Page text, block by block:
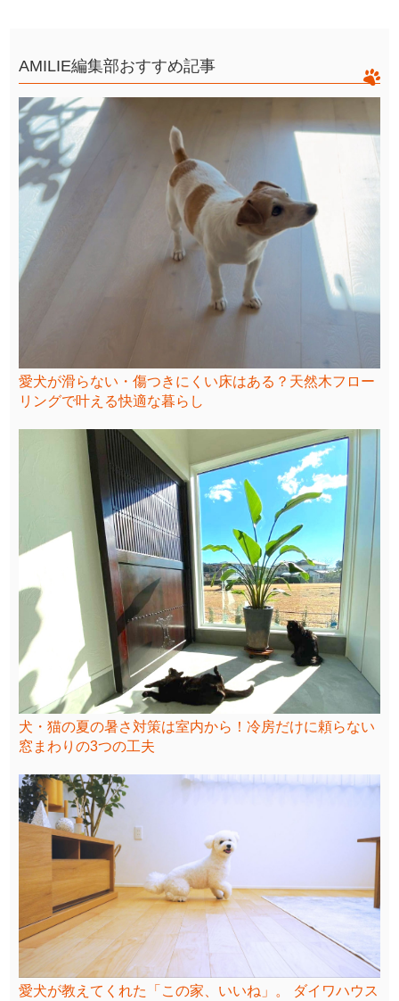
AMILIE編集部おすすめ記事
愛犬が滑らない・傷つきにくい床はある？天然木フロー
リングで叶える快適な暮らし
犬・猫の夏の暑さ対策は室内から！冷房だけに頼らない
窓まわりの3つの工夫
愛犬が教えてくれた「この家、いいね」。 ダイワハウス